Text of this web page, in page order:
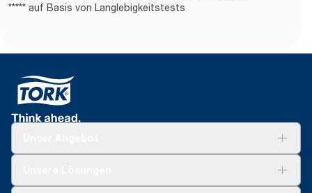
***** auf Basis von Langlebigkeitstests